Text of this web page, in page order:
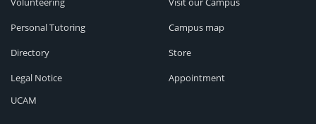
Personal Tutoring
Directory
Legal Notice
Campus map
Store
Appointment
UCAM